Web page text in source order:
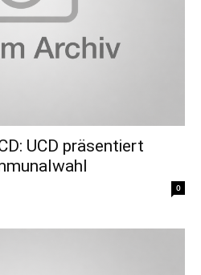
UCD präsentiert
0